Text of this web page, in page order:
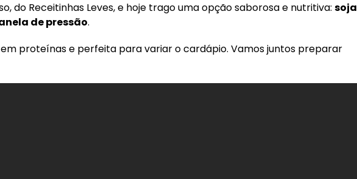
do Receitinhas Leves, e hoje trago uma opção saborosa e nutritiva: soja
de pressão.
proteínas e perfeita para variar o cardápio. Vamos juntos preparar